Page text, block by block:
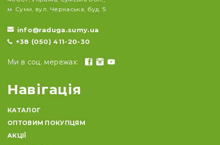
м. Суми, вул. Черкаська, буд. 5
info@raduga.sumy.ua
+38 (050) 411-20-30
Ми в соц. мережах:
Навігація
КАТАЛОГ
ОПТОВИМ ПОКУПЦЯМ
АКЦІЇ